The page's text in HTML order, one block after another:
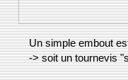
Un simple embout
-> soit un tournevis